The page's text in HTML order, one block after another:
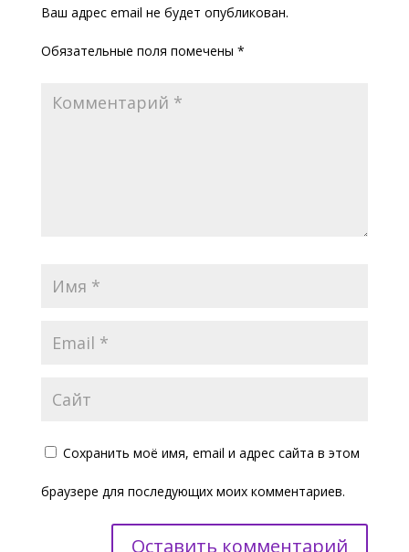
Ваш адрес email не будет опубликован.
Обязательные поля помечены *
Сохранить моё имя, email и адрес сайта в этом
браузере для последующих моих комментариев.